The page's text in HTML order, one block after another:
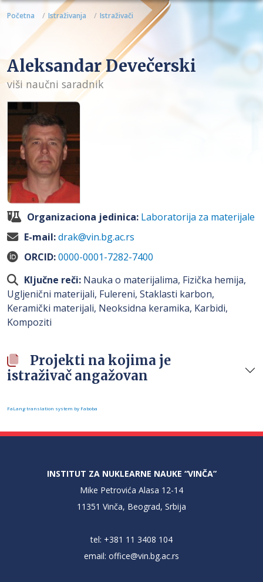
Početna Istraživanja Istraživači
Aleksandar Devečerski
viši naučni saradnik
Organizaciona jedinica: Laboratorija za materijale
E-mail:drak@vin.bg.ac.rs
ORCID:0000-0001-7282-7400
Ključne reči: Nauka o materijalima, Fizička hemija,
Ugljenični materijali, Fulereni, Staklasti karbon,
Keramički materijali, Neoksidna keramika, Karbidi,
Kompoziti
Projekti na kojima je
istraživač angažovan
FaLang translation system by Faboba
INSTITUT ZA NUKLEARNE NAUKE “VINČA”
Mike Petrovića Alasa 12-14
11351 Vinča, Beograd, Srbija
tel: +381 11 3408 104
email: office@vin.bg.ac.rs